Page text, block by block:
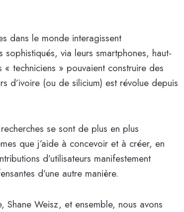
dans le monde interagissent
via leurs smartphones, haut-
techniciens » pouvaient construire des
d’ivoire (ou de silicium) est révolue depuis
se sont de plus en plus
que j’aide à concevoir et à créer, en
d’utilisateurs manifestement
d’une autre manière.
Shane Weisz, et ensemble, nous avons